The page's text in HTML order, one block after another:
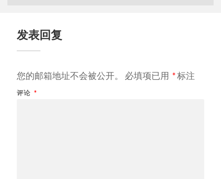
发表回复
您的邮箱地址不会被公开。 必填项已用 *标注
评论 *